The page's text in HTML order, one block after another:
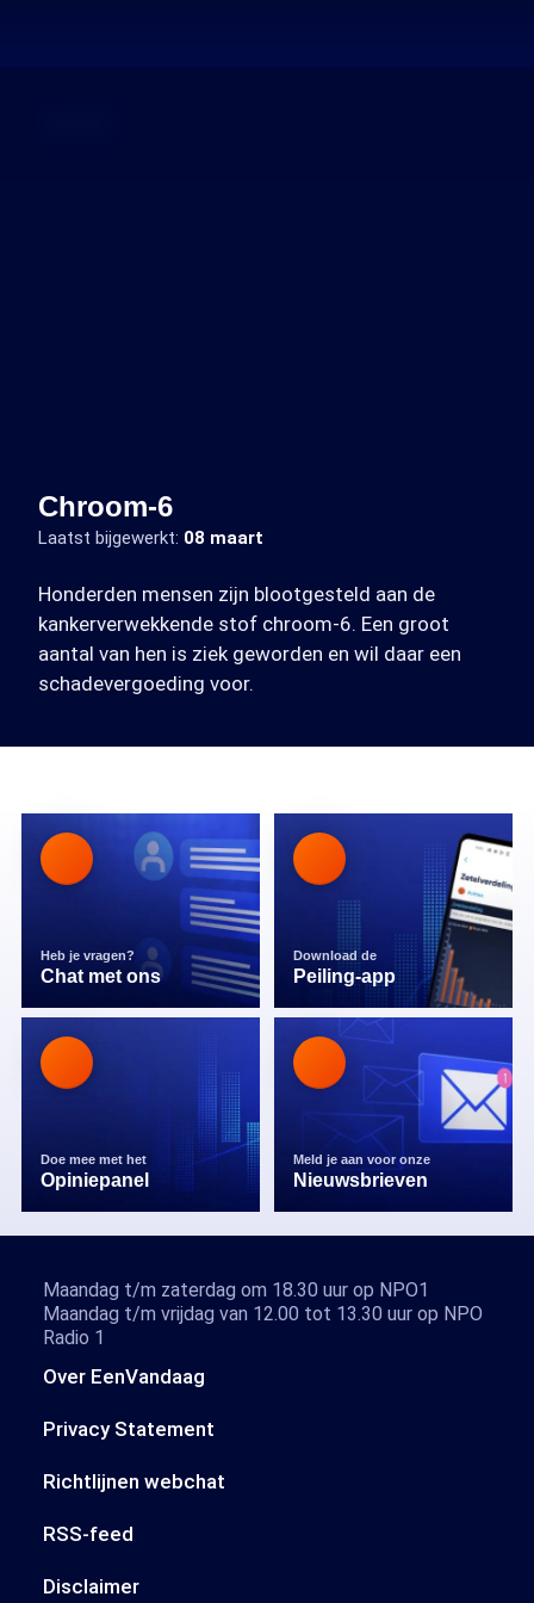
Chroom-6
Laatst bijgewerkt: 08 maart
Honderden mensen zijn blootgesteld aan de
kankerverwekkende stof chroom-6. Een groot
aantal van hen is ziek geworden en wil daar een
schadevergoeding voor.
Heb je vragen?
Chat met ons
Download de
Peiling-app
Doe mee met het
Opiniepanel
Meld je aan voor onze
Nieuwsbrieven
Over EenVandaag
Privacy Statement
Richtlijnen webchat
RSS-feed
Disclaimer
Maandag t/m zaterdag om 18.30 uur op NPO1
Maandag t/m vrijdag van 12.00 tot 13.30 uur op NPO
Radio 1